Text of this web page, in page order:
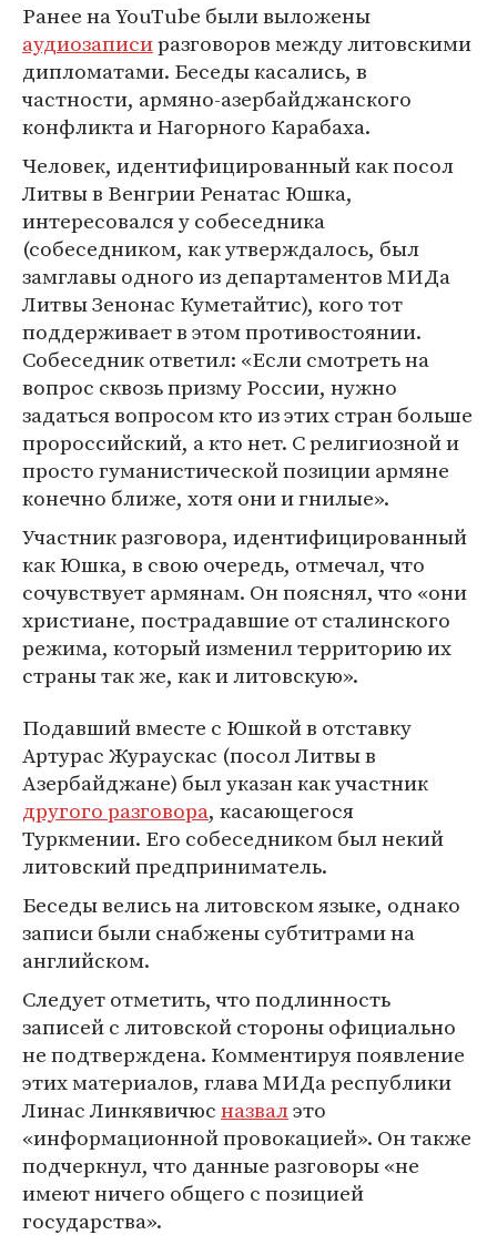
Ранее на YouTube были выложены
аудиозаписиразговоров между литовскими
дипломатами. Беседы касались, в
частности, армяно-азербайджанского
конфликта и Нагорного Карабаха.
Человек, идентифицированный как посол
Литвы в Венгрии Ренатас Юшка,
интересовался у собеседника
(собеседником, как утверждалось, был
замглавы одного из департаментов МИДа
Литвы Зенонас Куметайтис), кого тот
поддерживает в этом противостоянии.
Собеседник ответил: «Если смотреть на
вопрос сквозь призму России, нужно
задаться вопросом кто из этих стран больше
пророссийский, а кто нет. С религиозной и
просто гуманистической позиции армяне
конечно ближе, хотя они и гнилые».
Участник разговора, идентифицированный
как Юшка, в свою очередь, отмечал, что
сочувствует армянам. Он пояснял, что «они
христиане, пострадавшие от сталинского
режима, который изменил территорию их
страны так же, как и литовскую».
Подавший вместе с Юшкой в отставку
Артурас Жураускас (посол Литвы в
Азербайджане) был указан как участник
другого разговора, касающегося
Туркмении. Его собеседником был некий
литовский предприниматель.
Беседы велись на литовском языке, однако
записи были снабжены субтитрами на
английском.
Следует отметить, что подлинность
записей с литовской стороны официально
не подтверждена. Комментируя появление
этих материалов, глава МИДа республики
Линас Линкявичюсназвалэто
«информационной провокацией». Он также
подчеркнул, что данные разговоры «не
имеют ничего общего с позицией
государства».